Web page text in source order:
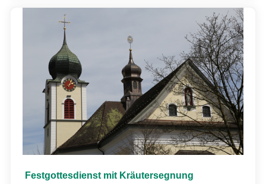
Festgottesdienst mit Kräutersegnung